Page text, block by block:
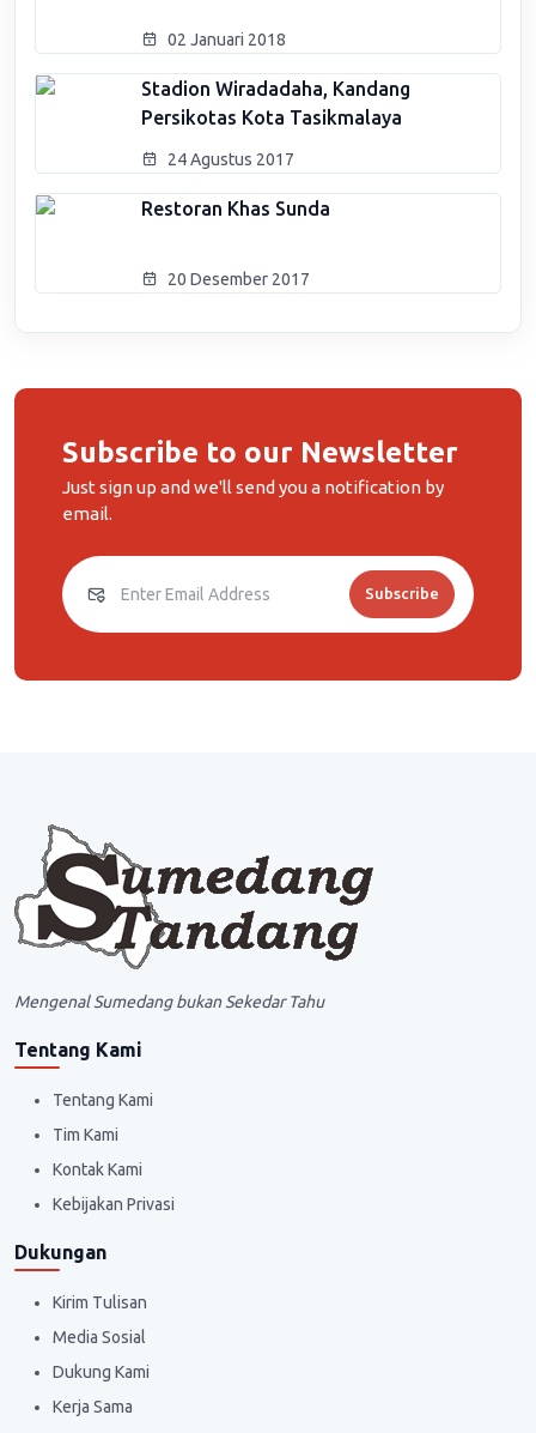
02 Januari 2018
Stadion Wiradadaha, Kandang
Persikotas Kota Tasikmalaya
24 Agustus 2017
Restoran Khas Sunda
20 Desember 2017
Subscribe to our Newsletter
Just sign up and we'll send you a notification by
email.
Subscribe
Mengenal Sumedang bukan Sekedar Tahu
Tentang Kami
Tentang Kami
Tim Kami
Kontak Kami
Kebijakan Privasi
Dukungan
Kirim Tulisan
Media Sosial
Dukung Kami
Kerja Sama